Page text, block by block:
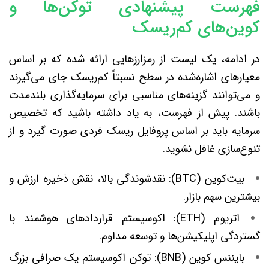
فهرست پیشنهادی توکن‌ها و
کوین‌های کم‌ریسک
در ادامه، یک لیست از رمزارزهایی ارائه شده که بر اساس
معیارهای اشاره‌شده در سطح نسبتاً کم‌ریسک جای می‌گیرند
و می‌توانند گزینه‌های مناسبی برای سرمایه‌گذاری بلندمدت
باشند. پیش از فهرست، به یاد داشته باشید که تخصیص
سرمایه باید بر اساس پروفایل ریسک فردی صورت گیرد و از
تنوع‌سازی غافل نشوید.
بیت‌کوین (BTC): نقدشوندگی بالا، نقش ذخیره ارزش و
بیشترین سهم بازار.
اتریوم (ETH): اکوسیستم قراردادهای هوشمند با
گستردگی اپلیکیشن‌ها و توسعه مداوم.
بایننس کوین (BNB): توکن اکوسیستم یک صرافی بزرگ